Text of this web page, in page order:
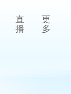
直
播
更
多